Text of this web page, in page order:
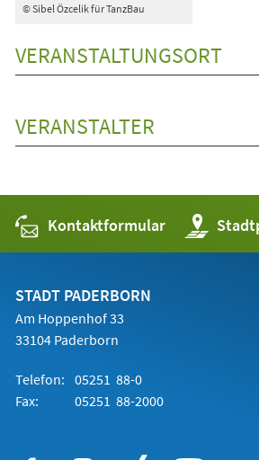
© Sibel Özcelik für TanzBau
VERANSTALTUNGSORT
VERANSTALTER
Kontaktformular (Öffnet
in
einem
STADT PADERBORN
Am Hoppenhof 33
33104 Paderborn
Telefon: 05251 88-0
Fax:
05251 88-2000